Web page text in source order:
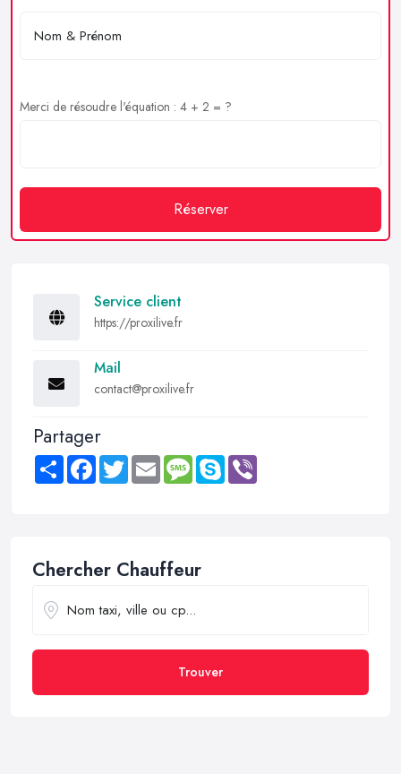
Merci de résoudre l'équation : 4 + 2 = ?
Réserver
Service client
https://proxilive.fr
Mail
contact@proxilive.fr
Partager
Share FacebookTwitter Email MessageSkype
Chercher Chauffeur
Trouver